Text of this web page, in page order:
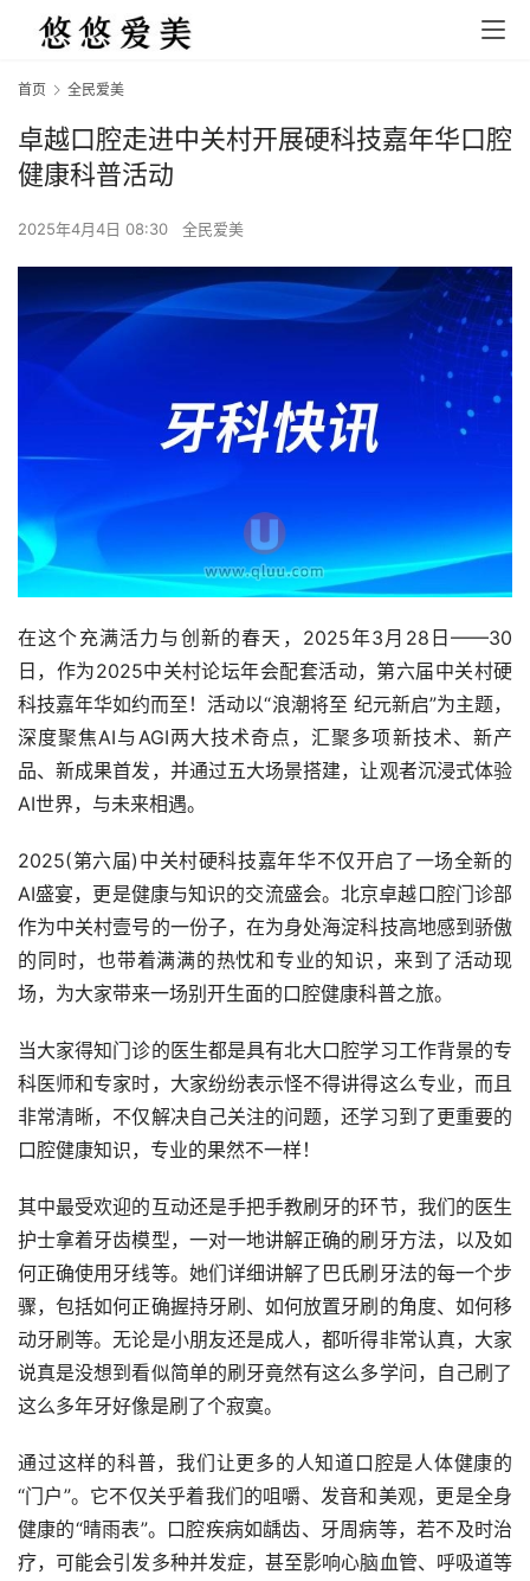
首页 全民爱美
卓越口腔走进中关村开展硬科技嘉年华口腔
健康科普活动
2025年4月4日 08:30 全民爱美
在这个充满活力与创新的春天，2025年3月28日——30
日，作为2025中关村论坛年会配套活动，第六届中关村硬
科技嘉年华如约而至！活动以“浪潮将至 纪元新启”为主题，
深度聚焦AI与AGI两大技术奇点，汇聚多项新技术、新产
品、新成果首发，并通过五大场景搭建，让观者沉浸式体验
AI世界，与未来相遇。
2025(第六届)中关村硬科技嘉年华不仅开启了一场全新的
AI盛宴，更是健康与知识的交流盛会。北京卓越口腔门诊部
作为中关村壹号的一份子，在为身处海淀科技高地感到骄傲
的同时，也带着满满的热忱和专业的知识，来到了活动现
场，为大家带来一场别开生面的口腔健康科普之旅。
当大家得知门诊的医生都是具有北大口腔学习工作背景的专
科医师和专家时，大家纷纷表示怪不得讲得这么专业，而且
非常清晰，不仅解决自己关注的问题，还学习到了更重要的
口腔健康知识，专业的果然不一样！
其中最受欢迎的互动还是手把手教刷牙的环节，我们的医生
护士拿着牙齿模型，一对一地讲解正确的刷牙方法，以及如
何正确使用牙线等。她们详细讲解了巴氏刷牙法的每一个步
骤，包括如何正确握持牙刷、如何放置牙刷的角度、如何移
动牙刷等。无论是小朋友还是成人，都听得非常认真，大家
说真是没想到看似简单的刷牙竟然有这么多学问，自己刷了
这么多年牙好像是刷了个寂寞。
通过这样的科普，我们让更多的人知道口腔是人体健康的
“门户”。它不仅关乎着我们的咀嚼、发音和美观，更是全身
健康的“晴雨表”。口腔疾病如龋齿、牙周病等，若不及时治
疗，可能会引发多种并发症，甚至影响心脑血管、呼吸道等